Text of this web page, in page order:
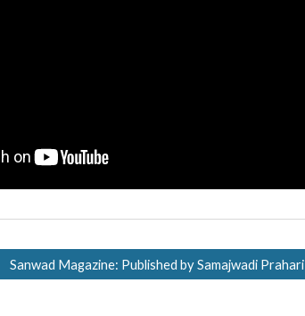
Sanwad Magazine: Published by Samajwadi Prahari